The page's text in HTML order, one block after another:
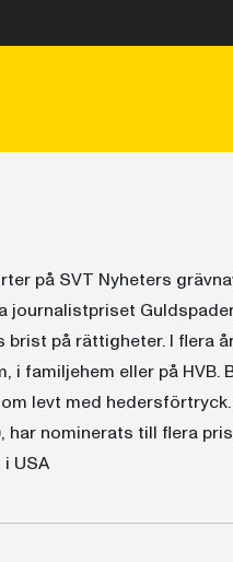
på SVT Nyheters
brist på rättigheter. I flera
i familjehem eller på
levt med
har nominerats till flera
USA